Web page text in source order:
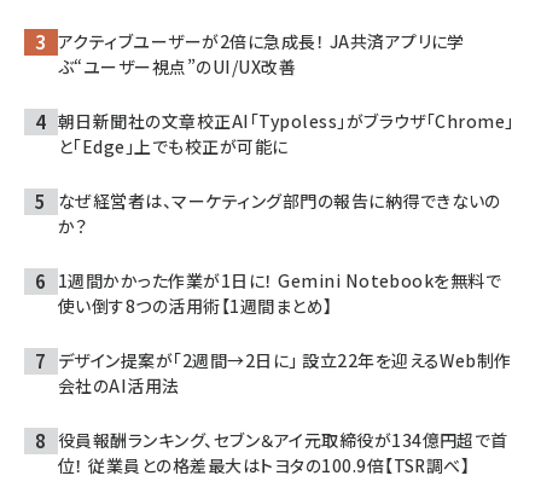
アクティブユーザーが2倍に急成長！ JA共済アプリに学
ぶ“ユーザー視点”のUI/UX改善
朝日新聞社の文章校正AI「Typoless」がブラウザ「Chrome」
と「Edge」上でも校正が可能に
なぜ経営者は、マーケティング部門の報告に納得できないの
か？
1週間かかった作業が1日に！ Gemini Notebookを無料で
使い倒す8つの活用術【1週間まとめ】
デザイン提案が「2週間→2日に」 設立22年を迎えるWeb制作
会社のAI活用法
役員報酬ランキング、セブン＆アイ元取締役が134億円超で首
位！ 従業員との格差最大はトヨタの100.9倍【TSR調べ】